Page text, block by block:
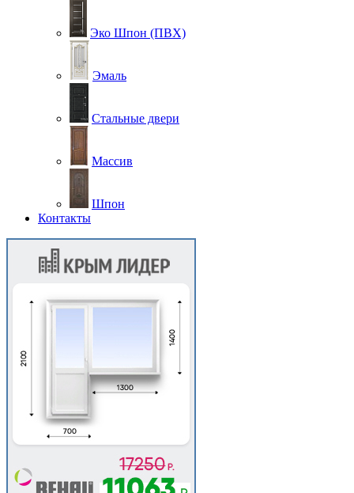
Эко Шпон (ПВХ)
Эмаль
Стальные двери
Массив
Шпон
Контакты